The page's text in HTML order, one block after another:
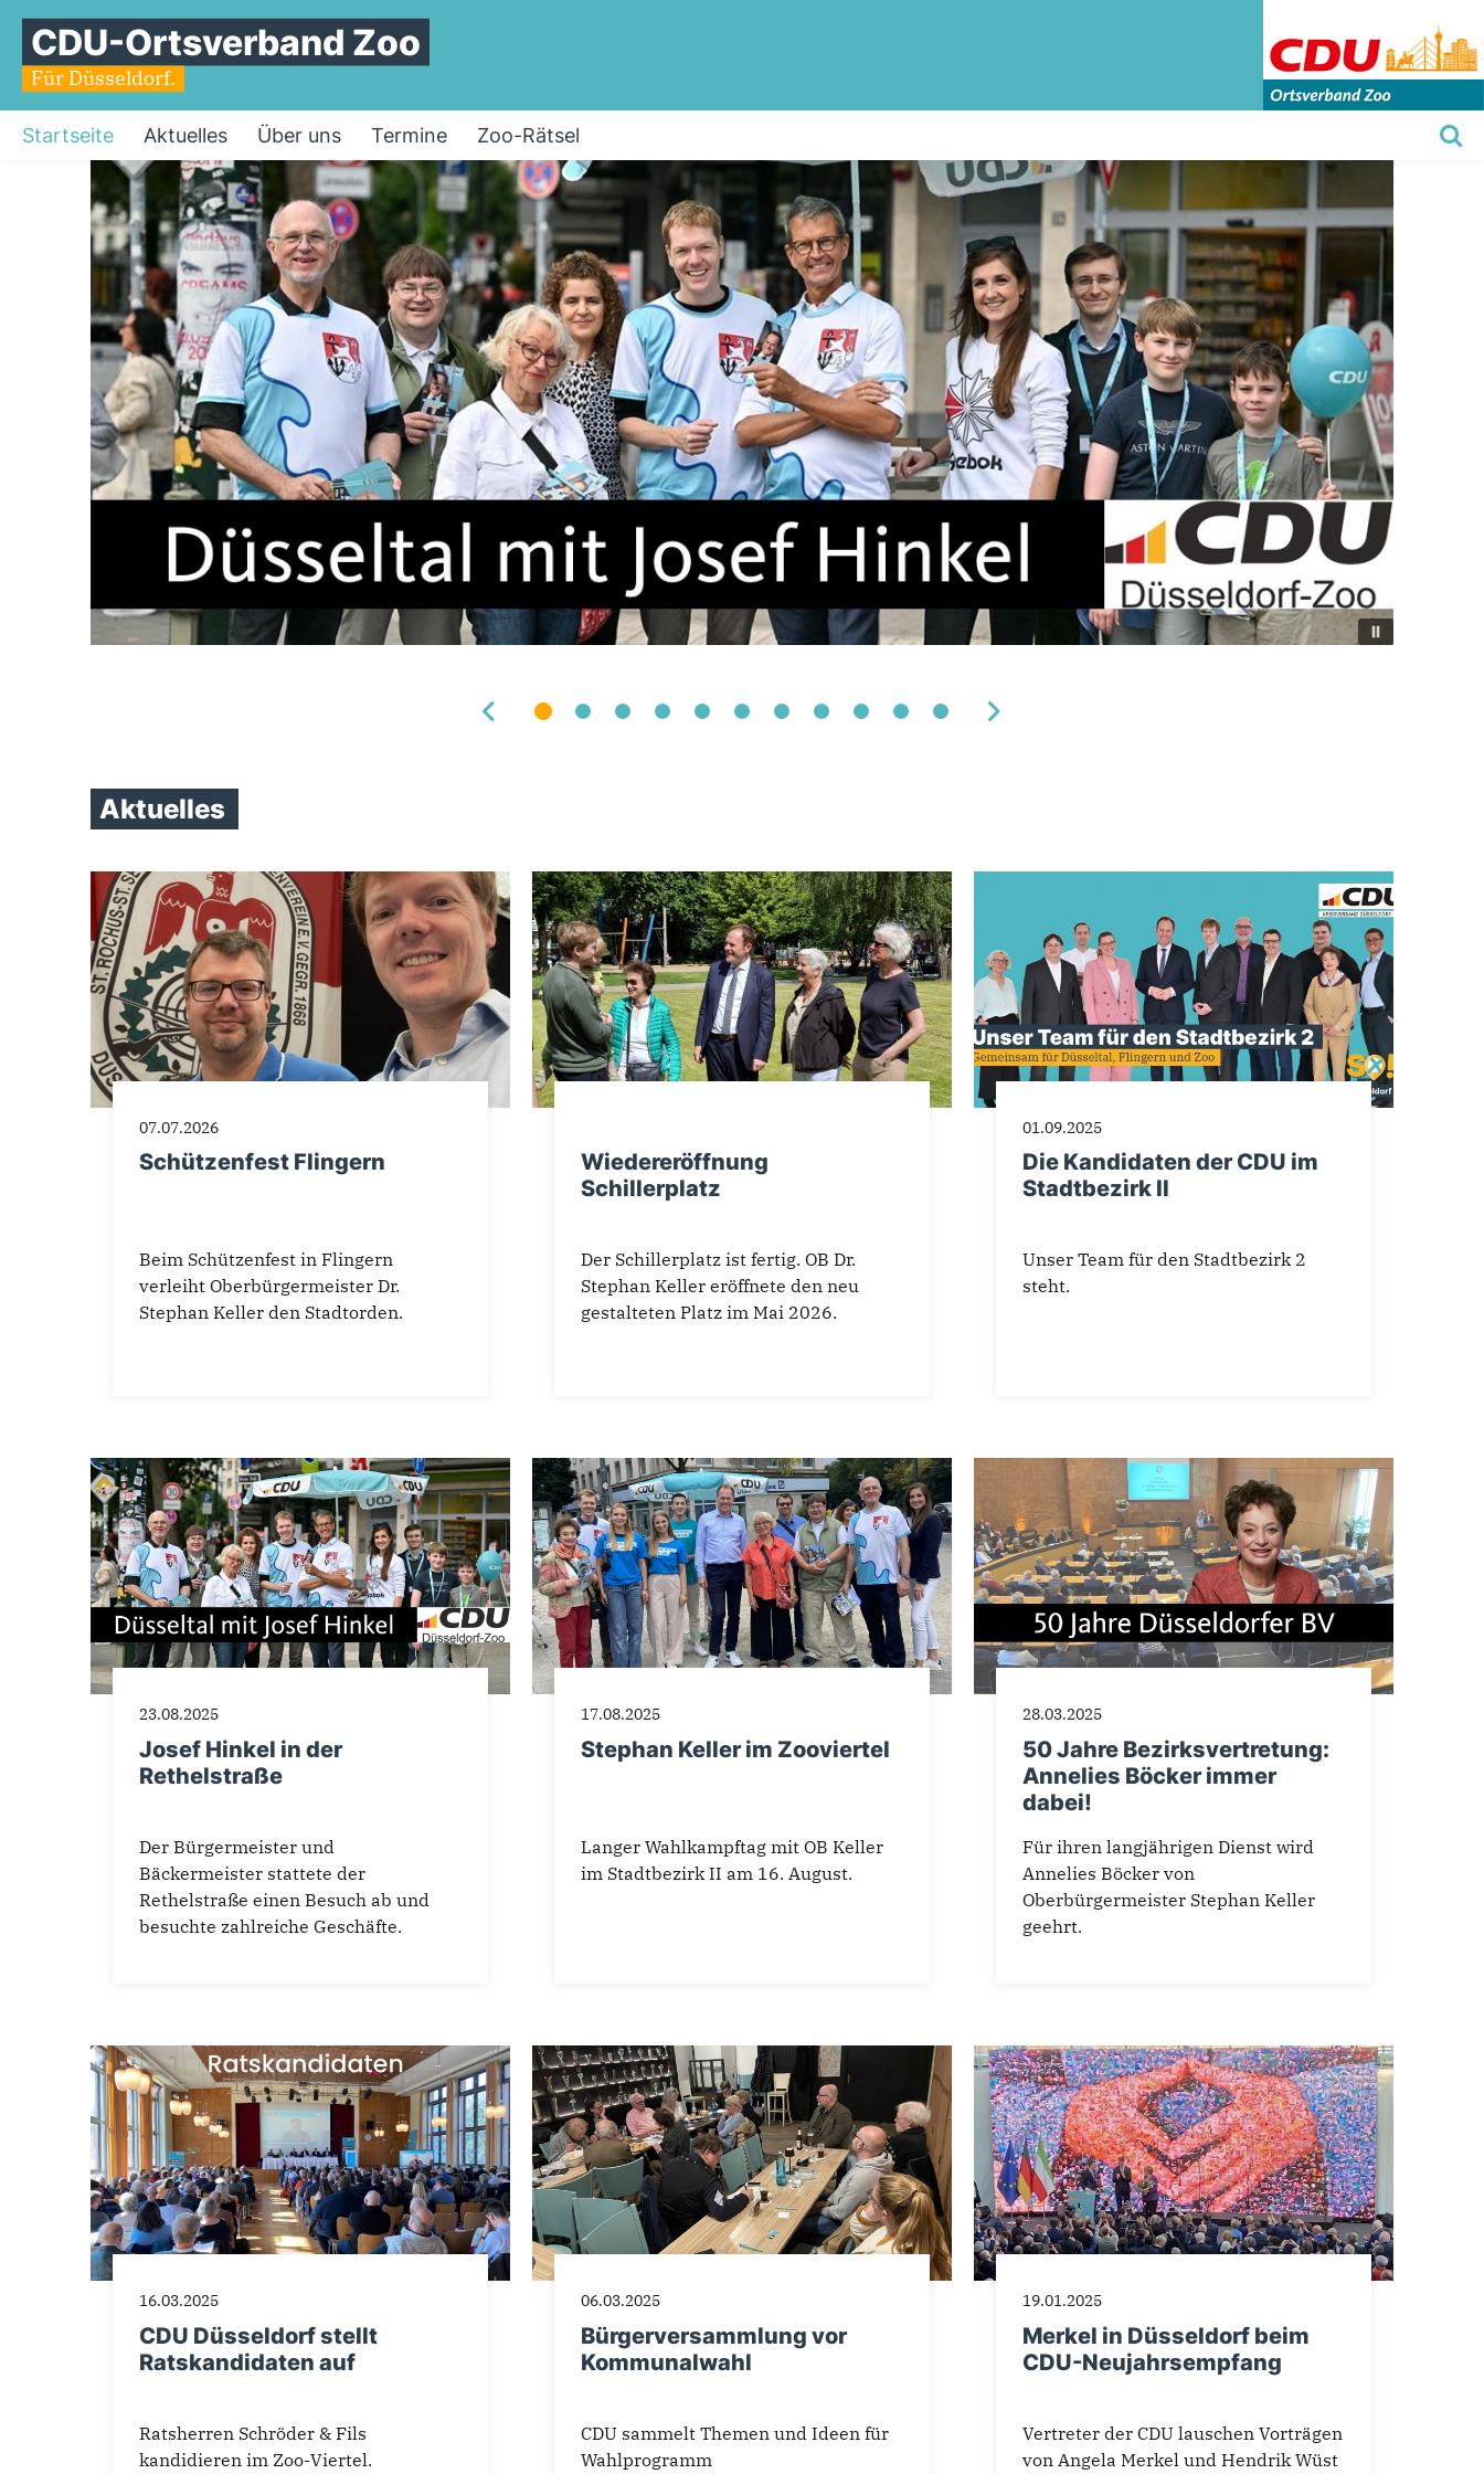
CDU-Ortsverband Zoo
Für Düsseldorf.
Startseite Aktuelles Über uns Termine Zoo-Rätsel
Startseite
Aktuelles
07.07.2026
Schützenfest Flingern
Beim Schützenfest in Flingern
verleiht Oberbürgermeister Dr.
Stephan Keller den Stadtorden.
Wiedereröffnung
Schillerplatz
Der Schillerplatz ist fertig. OB Dr.
Stephan Keller eröffnete den neu
gestalteten Platz im Mai 2026.
01.09.2025
Die Kandidaten der CDU im
Stadtbezirk II
Unser Team für den Stadtbezirk 2
steht.
23.08.2025
Josef Hinkel in der
Rethelstraße
Der Bürgermeister und
Bäckermeister stattete der
Rethelstraße einen Besuch ab und
besuchte zahlreiche Geschäfte.
17.08.2025
Stephan Keller im Zooviertel
Langer Wahlkampftag mit OB Keller
im Stadtbezirk II am 16. August.
28.03.2025
50 Jahre Bezirksvertretung:
Annelies Böcker immer
dabei!
Für ihren langjährigen Dienst wird
Annelies Böcker von
Oberbürgermeister Stephan Keller
geehrt.
16.03.2025
CDU Düsseldorf stellt
Ratskandidaten auf
Ratsherren Schröder & Fils
kandidieren im Zoo-Viertel.
06.03.2025
Bürgerversammlung vor
Kommunalwahl
CDU sammelt Themen und Ideen für
Wahlprogramm
19.01.2025
Merkel in Düsseldorf beim
CDU-Neujahrsempfang
Vertreter der CDU lauschen Vorträgen
von Angela Merkel und Hendrik Wüst